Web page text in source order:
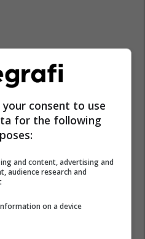
consent to use
for the following
and content, advertising and
audience research and
on a device